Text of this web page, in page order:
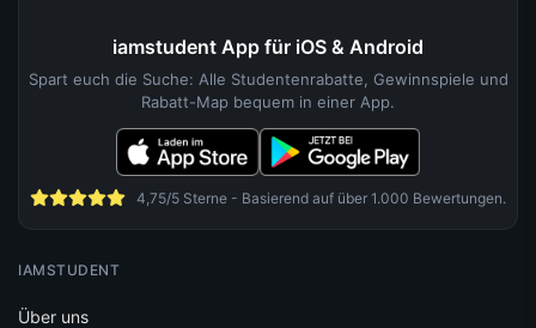
iamstudent App für iOS & Android
Spart euch die Suche: Alle Studentenrabatte, Gewinnspiele und
Rabatt-Map bequem in einer App.
4,75/5 Sterne - Basierend auf über 1.000 Bewertungen.
IAMSTUDENT
Über uns